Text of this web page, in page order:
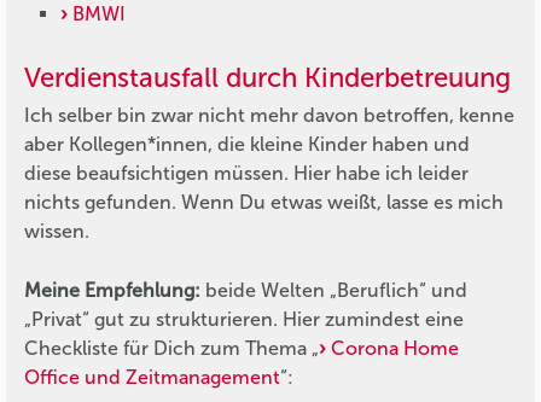
BMWI
Verdienstausfall durch Kinderbetreuung
Ich selber bin zwar nicht mehr davon betroffen, kenne
aber Kollegen*innen, die kleine Kinder haben und
diese beaufsichtigen müssen. Hier habe ich leider
nichts gefunden. Wenn Du etwas weißt, lasse es mich
wissen.
Meine Empfehlung: beide Welten „Beruflich“ und
„Privat“ gut zu strukturieren. Hier zumindest eine
Checkliste für Dich zum Thema „ Corona Home
Office und Zeitmanagement“: